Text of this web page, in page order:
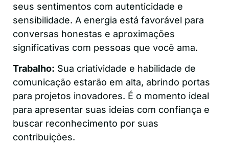
seus sentimentos com autenticidade e
sensibilidade. A energia está favorável para
conversas honestas e aproximações
significativas com pessoas que você ama.
Trabalho: Sua criatividade e habilidade de
comunicação estarão em alta, abrindo portas
para projetos inovadores. É o momento ideal
para apresentar suas ideias com confiança e
buscar reconhecimento por suas
contribuições.